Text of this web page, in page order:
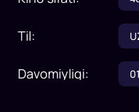
Til:
Davomiyligi: